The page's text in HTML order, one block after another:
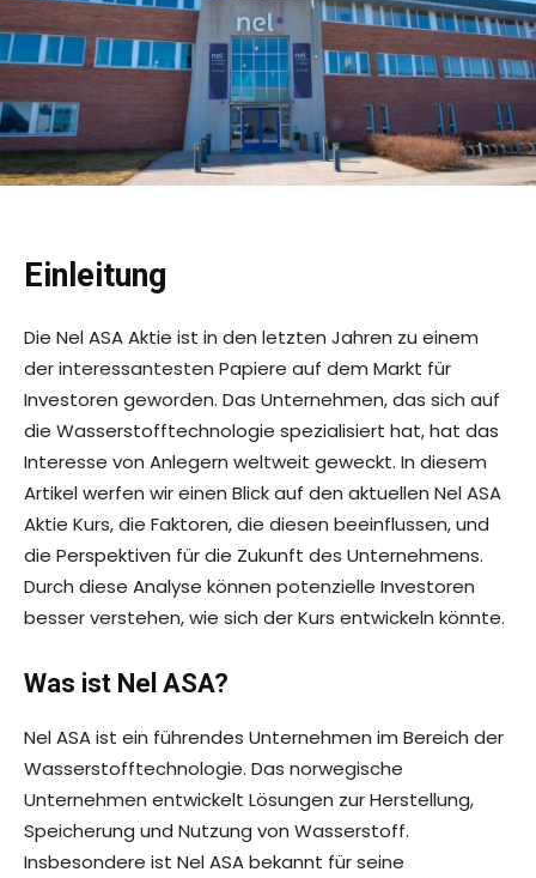
Einleitung
Die Nel ASA Aktie ist in den letzten Jahren zu einem
der interessantesten Papiere auf dem Markt für
Investoren geworden. Das Unternehmen, das sich auf
die Wasserstofftechnologie spezialisiert hat, hat das
Interesse von Anlegern weltweit geweckt. In diesem
Artikel werfen wir einen Blick auf den aktuellen Nel ASA
Aktie Kurs, die Faktoren, die diesen beeinflussen, und
die Perspektiven für die Zukunft des Unternehmens.
Durch diese Analyse können potenzielle Investoren
besser verstehen, wie sich der Kurs entwickeln könnte.
Was ist Nel ASA?
Nel ASA ist ein führendes Unternehmen im Bereich der
Wasserstofftechnologie. Das norwegische
Unternehmen entwickelt Lösungen zur Herstellung,
Speicherung und Nutzung von Wasserstoff.
Insbesondere ist Nel ASA bekannt für seine